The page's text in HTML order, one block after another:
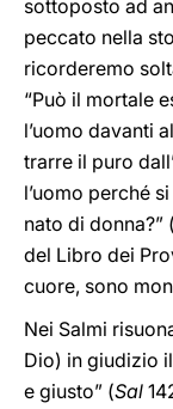
sottoposto ad
peccato nella
ricorderemo
“Può il mortale
l’uomo davanti
trarre il puro
l’uomo perché
nato di donna?” (
del Libro dei
cuore, sono
Nei Salmi
Dio) in giudizio
e giusto” (Sal